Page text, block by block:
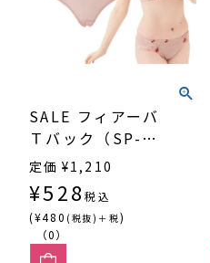
SALE フィアーバ
Ｔバック（SP-
501）
定価 ¥1,210
¥528税込
(¥480 (税抜)＋税)
（0）